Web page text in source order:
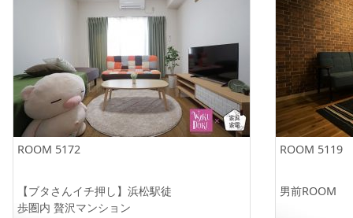
ROOM 5172
【ブタさんイチ押し】浜松駅徒
歩圏内 贅沢マンション
ROOM 5119
男前ROOM